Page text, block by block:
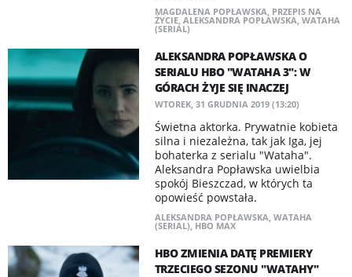
MAGDALENA POPŁAWSKA, PRZEPIS NA
ŻYCIE, ALEKSANDRA POPŁAWSKA, WATAHA
(SERIAL)
ALEKSANDRA POPŁAWSKA O
SERIALU HBO "WATAHA 3": W
GÓRACH ŻYJE SIĘ INACZEJ
WTOREK, 31 GRUDNIA 2019 (13:20)
Świetna aktorka. Prywatnie kobieta
silna i niezależna, tak jak Iga, jej
bohaterka z serialu "Wataha".
Aleksandra Popławska uwielbia
spokój Bieszczad, w których ta
opowieść powstała.
ALEKSANDRA POPŁAWSKA, WATAHA
(SERIAL), HBO MAX
HBO ZMIENIA DATĘ PREMIERY
TRZECIEGO SEZONU "WATAHY"